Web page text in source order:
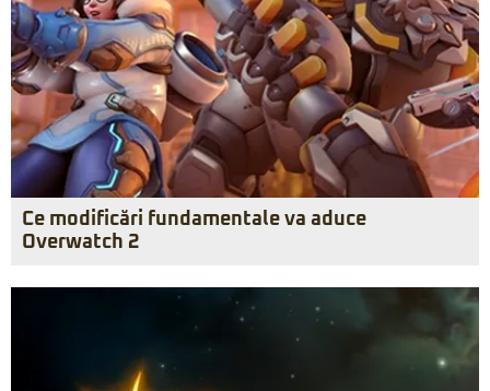
Ce modificări fundamentale va aduce
Overwatch 2